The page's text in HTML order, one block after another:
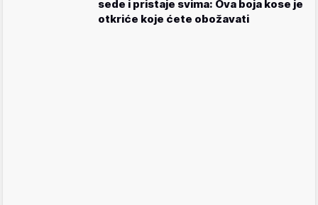
sede i pristaje svima: Ova boja kose je
otkriće koje ćete obožavati